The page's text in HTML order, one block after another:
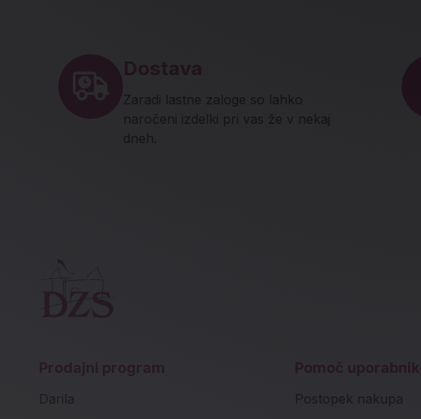
Dostava
Zaradi lastne zaloge so lahko
naročeni izdelki pri vas že v nekaj
dneh.
Prodajni program
Darila
Pomoč
Postopek nakupa